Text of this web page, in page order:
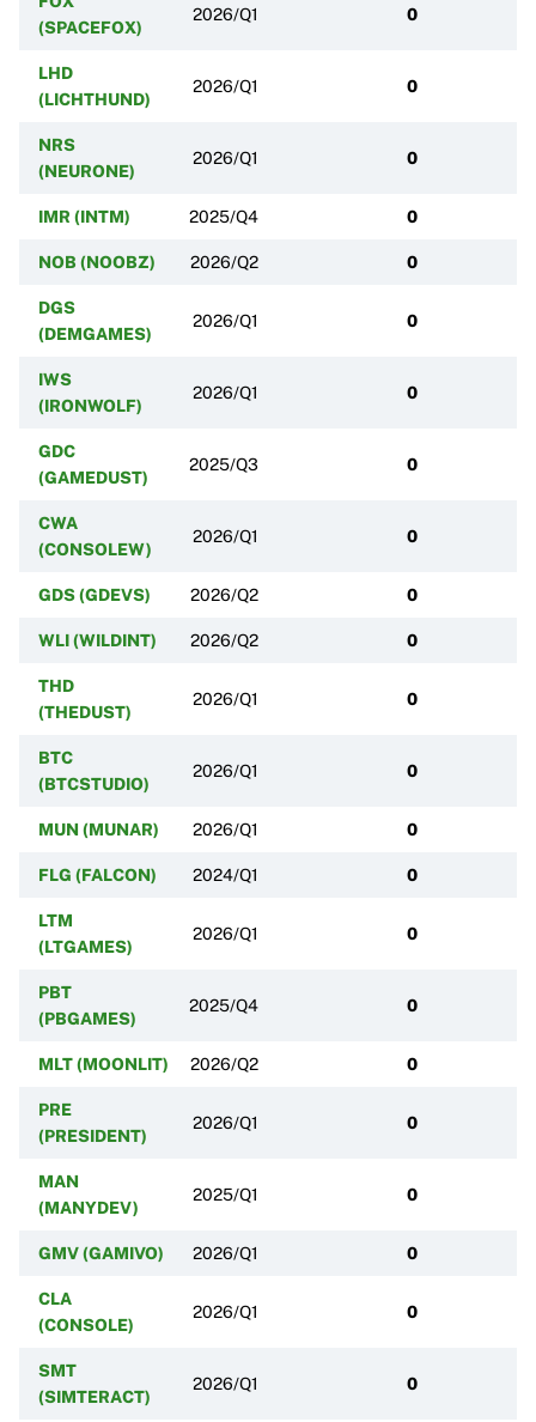
(SPACEFOX)
2026/Q1 0
LHD
(LICHTHUND)
2026/Q1 0
NRS
(NEURONE)
2026/Q1 0
IMR (INTM) 2025/Q4 0
NOB (NOOBZ) 2026/Q2 0
DGS
(DEMGAMES)
2026/Q1 0
IWS
(IRONWOLF)
2026/Q1 0
GDC
(GAMEDUST)
2025/Q3 0
CWA
(CONSOLEW)
2026/Q1 0
GDS (GDEVS) 2026/Q2 0
WLI (WILDINT) 2026/Q2 0
THD
(THEDUST)
2026/Q1 0
BTC
(BTCSTUDIO)
2026/Q1 0
MUN (MUNAR) 2026/Q1 0
FLG (FALCON) 2024/Q1 0
LTM
(LTGAMES)
2026/Q1 0
PBT
(PBGAMES)
2025/Q4 0
MLT (MOONLIT) 2026/Q2 0
PRE
(PRESIDENT)
2026/Q1 0
MAN
(MANYDEV)
2025/Q1 0
GMV (GAMIVO) 2026/Q1 0
CLA
(CONSOLE)
2026/Q1 0
SMT
(SIMTERACT)
2026/Q1 0